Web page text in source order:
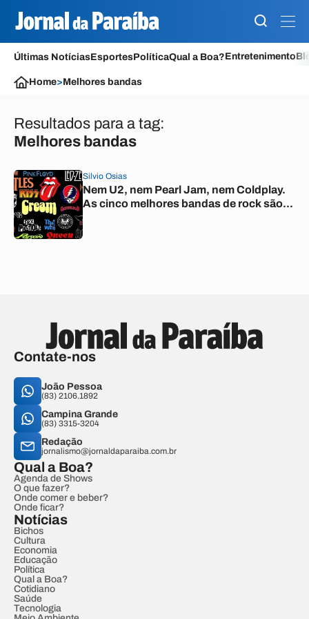
Últimas NotíciasEsportesPolíticaQual a Boa?Entretenimento
Home>Melhores bandas
Resultados para a tag:
Melhores bandas
Silvio Osias
Nem U2, nem Pearl Jam, nem Coldplay.
As cinco melhores bandas de rock são...
Contate-nos
João Pessoa
(83) 2106.1892
Campina Grande
(83) 3315-3204
Redação
jornalismo@jornaldaparaiba.com.br
Qual a Boa?
Agenda de Shows
O que fazer?
Onde comer e beber?
Onde ficar?
Notícias
Bichos
Cultura
Economia
Educação
Política
Qual a Boa?
Cotidiano
Saúde
Tecnologia